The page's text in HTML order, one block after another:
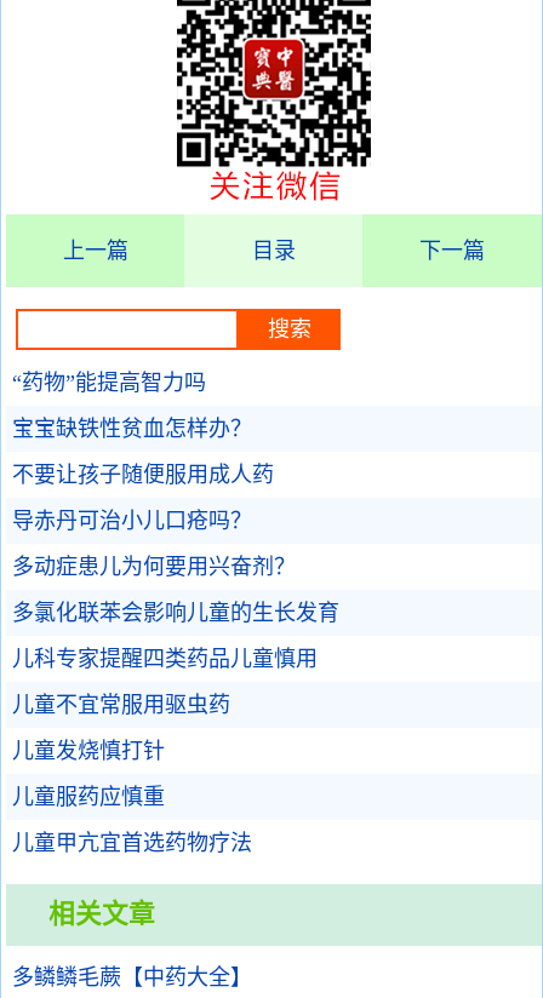
上一篇 目录 下一篇
“药物”能提高智力吗
宝宝缺铁性贫血怎样办？
不要让孩子随便服用成人药
导赤丹可治小儿口疮吗？
多动症患儿为何要用兴奋剂？
多氯化联苯会影响儿童的生长发育
儿科专家提醒四类药品儿童慎用
儿童不宜常服用驱虫药
儿童发烧慎打针
儿童服药应慎重
儿童甲亢宜首选药物疗法
相关文章
多鳞鳞毛蕨【中药大全】